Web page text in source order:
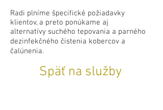
Radi plníme špecifické požiadavky
klientov, a preto ponúkame aj
alternatívy suchého tepovania a parného
dezinfekčného čistenia kobercov a
čalúnenia.
Späť na služby